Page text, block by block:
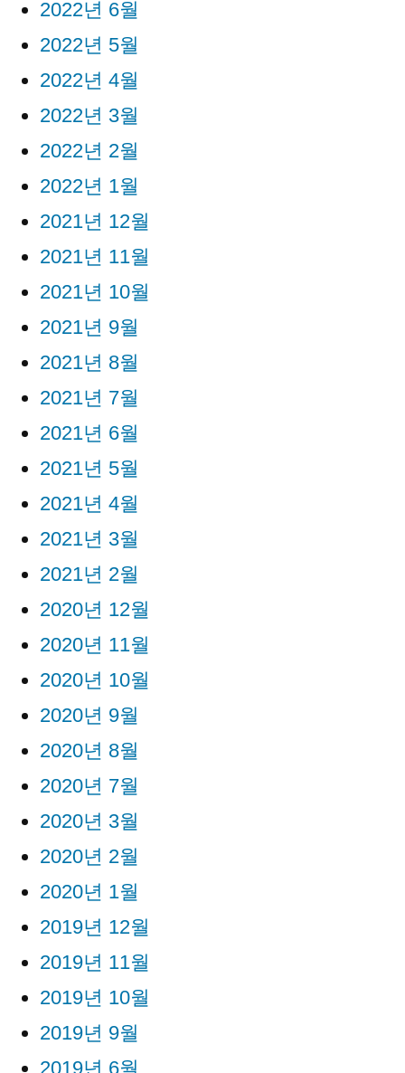
2022년 6월
2022년 5월
2022년 4월
2022년 3월
2022년 2월
2022년 1월
2021년 12월
2021년 11월
2021년 10월
2021년 9월
2021년 8월
2021년 7월
2021년 6월
2021년 5월
2021년 4월
2021년 3월
2021년 2월
2020년 12월
2020년 11월
2020년 10월
2020년 9월
2020년 8월
2020년 7월
2020년 3월
2020년 2월
2020년 1월
2019년 12월
2019년 11월
2019년 10월
2019년 9월
2019년 6월